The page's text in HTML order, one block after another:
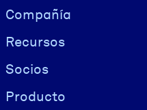
Visually hidden Text
Compañía
Recursos
Socios
Producto